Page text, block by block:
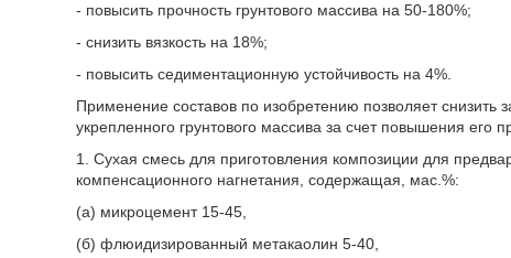
- повысить прочность грунтового массива на 50-180%;
- снизить вязкость на 18%;
- повысить седиментационную устойчивость на 4%.
Применение составов по изобретению позволяет снизить
укрепленного грунтового массива за счет повышения его
1. Сухая смесь для приготовления композиции для
компенсационного нагнетания, содержащая, мас.%:
(а) микроцемент 15-45,
(б) флюидизированный метакаолин 5-40,